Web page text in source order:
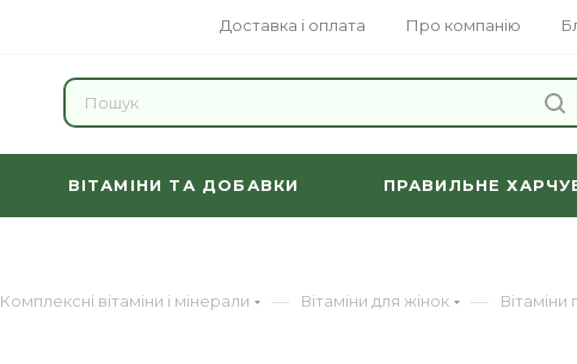
Доставка і оплата Про компанію
ВІТАМІНИ ТА ДОБАВКИ ПРАВИЛЬНЕ
Комплексні вітаміни і мінерали — Вітаміни для жінок — Вітаміни